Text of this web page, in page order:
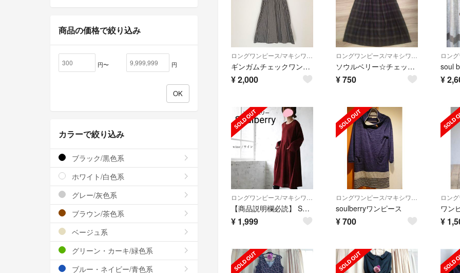
ギンガムチェックワンピース
¥2,000
ソウルベリー☆チェックワンピース
¥750 ¥
【商品説明欄必読】 Soulberry ソウルベリー ニットワンピース
¥ 1,999
soulberryワンピース
¥700
ワン
¥
商品の価格で絞り込み
円〜 円
カラーで絞り込み
ブラック/黒色系
ホワイト/白色系
グレー/灰色系
ブラウン/茶色系
ベージュ系
グリーン・カーキ/緑色系
ブルー・ネイビー/青色系